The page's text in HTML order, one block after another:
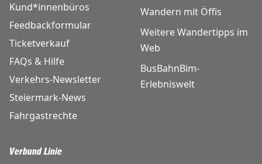
Kund*innenbüros
Feedbackformular
Ticketverkauf
FAQs & Hilfe
Verkehrs-Newsletter
Steiermark-News
Fahrgastrechte
Wandern mit Öffis
Weitere Wandertipps im
Web
BusBahnBim-
Erlebniswelt
Verbund Linie